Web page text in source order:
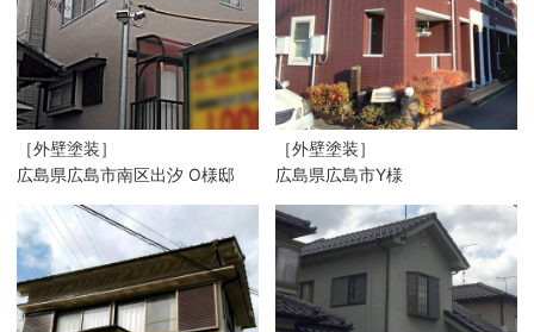
［外壁塗装］
広島県広島市南区出汐 O様邸
［外壁塗装］
広島県広島市Y様